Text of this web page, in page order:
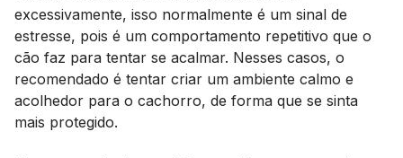
excessivamente, isso normalmente é um sinal de
estresse, pois é um comportamento repetitivo que o
cão faz para tentar se acalmar. Nesses casos, o
recomendado é tentar criar um ambiente calmo e
acolhedor para o cachorro, de forma que se sinta
mais protegido.